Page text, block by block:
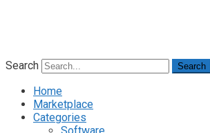
Search Search
Home
Marketplace
Categories